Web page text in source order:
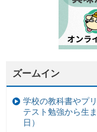
ズームイン
学校の教科書やプ
テスト勉強から生
日）